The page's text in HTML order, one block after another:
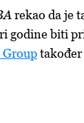
rekao da je
godine biti